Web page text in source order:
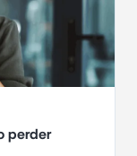
perder